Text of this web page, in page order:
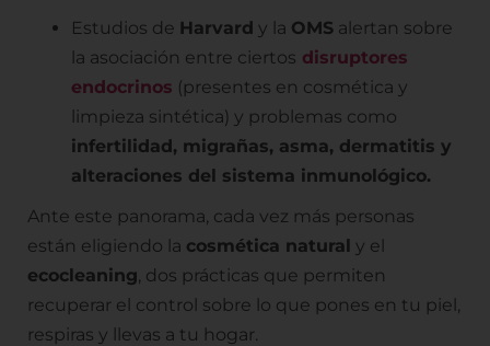
Estudios de Harvard y la OMS alertan sobre
la asociación entre ciertos disruptores
endocrinos (presentes en cosmética y
limpieza sintética) y problemas como
infertilidad, migrañas, asma, dermatitis y
alteraciones del sistema inmunológico.
Ante este panorama, cada vez más personas
están eligiendo la cosmética natural y el
ecocleaning, dos prácticas que permiten
recuperar el control sobre lo que pones en tu piel,
respiras y llevas a tu hogar.